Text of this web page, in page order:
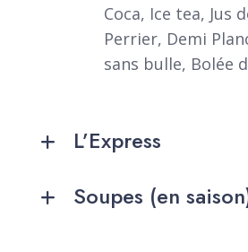
Coca, Ice tea, Jus
Perrier, Demi
sans bulle, Bolée
L’Express
Soupes (en